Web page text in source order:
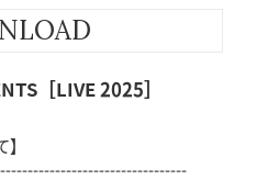
［LIVE 2025］